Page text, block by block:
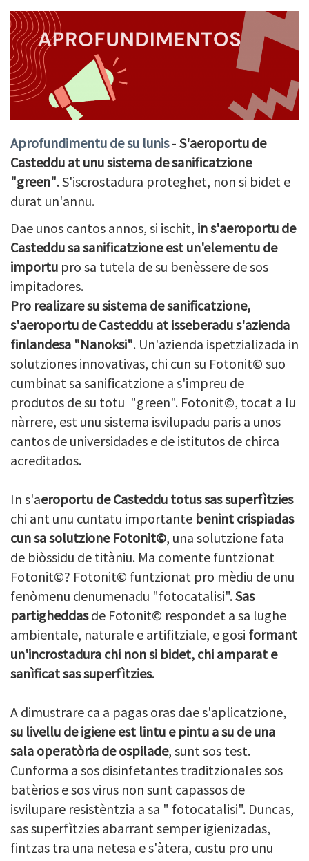
Aprofundimentu de su lunis- S'aeroportu de
Casteddu at unu sistema de sanificatzione
"green". S'iscrostadura proteghet, non si bidet e
durat un'annu.
Dae unos cantos annos, si ischit, in s'aeroportu de
Casteddu sa sanificatzione est un'elementu de
importu pro sa tutela de su benèssere de sos
impitadores.
Pro realizare su sistema de sanificatzione,
s'aeroportu de Casteddu at isseberadu s'azienda
finlandesa "Nanoksi". Un'azienda ispetzializada in
solutziones innovativas, chi cun su Fotonit© suo
cumbinat sa sanificatzione a s'impreu de
produtos de su totu "green". Fotonit©, tocat a lu
nàrrere, est unu sistema isvilupadu paris a unos
cantos de universidades e de istitutos de chirca
acreditados.
In s'aeroportu de Casteddu totus sas superfìtzies
chi ant unu cuntatu importante benint crispiadas
cun sa solutzione Fotonit©, una solutzione fata
de biòssidu de titàniu. Ma comente funtzionat
Fotonit©? Fotonit© funtzionat pro mèdiu de unu
fenòmenu denumenadu "fotocatalisi".Sas
partigheddasde Fotonit© respondet a sa lughe
ambientale, naturale e artifitziale, e gosi formant
un'incrostadura chi non si bidet, chi amparat e
sanìficat sas superfìtzies.
A dimustrare ca a pagas oras dae s'aplicatzione,
su livellu de igiene est lintu e pintu a su de una
sala operatòria de ospilade, sunt sos test.
Cunforma a sos disinfetantes traditzionales sos
batèrios e sos virus non sunt capassos de
isvilupare resistèntzia a sa " fotocatalisi". Duncas,
sas superfìtzies abarrant semper igienizadas,
fintzas tra una netesa e s'àtera, custu pro unu